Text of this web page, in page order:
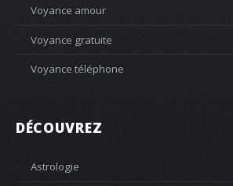
Voyance amour
Voyance gratuite
Voyance téléphone
DÉCOUVREZ
Astrologie